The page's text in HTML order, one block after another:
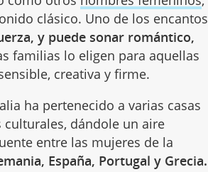
clásico. Uno de los encantos
y puede sonar romántico,
familias lo eligen para aquellas
creativa y firme.
ha pertenecido a varias casas
dándole un aire
entre las mujeres de la
España, Portugal y Grecia.